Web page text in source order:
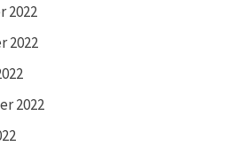
2022
2022
2022